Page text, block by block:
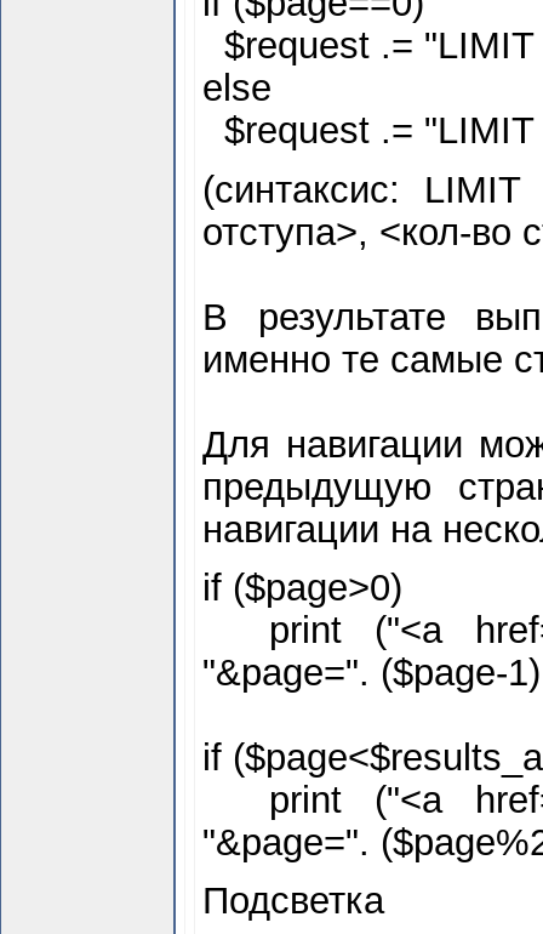
$request .= "LIMIT
else
$request .=
(синтаксис:
отступа>, <кол-во
В результате
именно те самые
Для навигации
предыдущую
навигации на
if ($page>0)
print ("<a
"&page=". ($page-
if ($page<$
print ("<a
"&page=". ($
Подсветка